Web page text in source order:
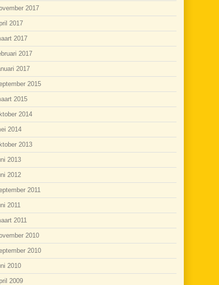
2017
2017
2017
2017
2017
2015
2015
2014
2014
2013
2013
2012
2011
2011
2011
2010
2010
2010
2009